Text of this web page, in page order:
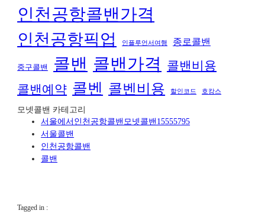
인천공항콜밴가격
인천공항픽업 인플루언서여행 종로콜밴
중구콜밴 콜밴 콜밴가격 콜밴비용
콜밴예약 콜벤 콜벤비용 할인코드 호캉스
모넷콜밴 카테고리
서울에서인천공항콜밴모넷콜밴15555795
서울콜밴
인천공항콜밴
콜밴
Tagged in :